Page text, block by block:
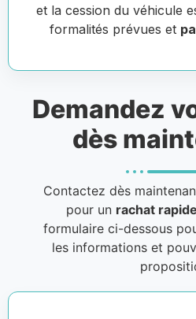
et la cession du véhicule
formalités prévues et
Demandez
dès
Contactez dès
pour un rachat rapide
formulaire ci-dessous
les informations et